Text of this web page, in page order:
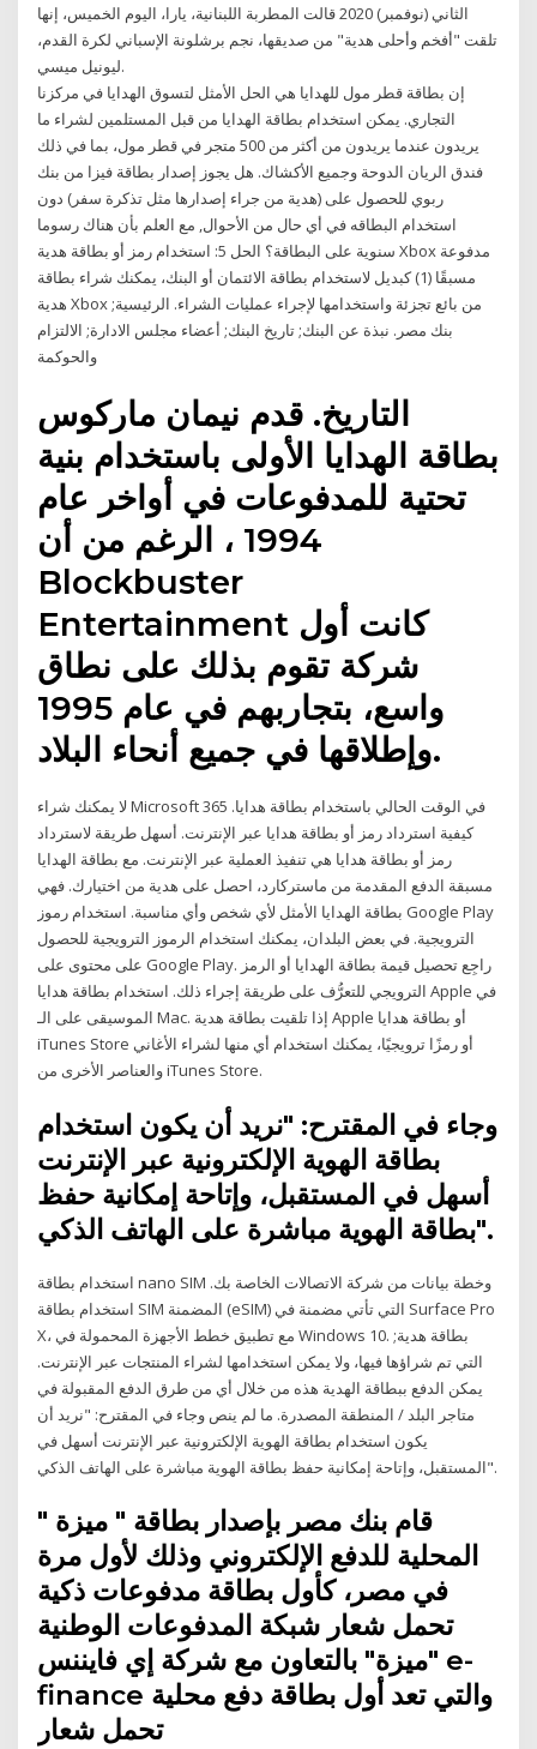
الثاني (نوفمبر) 2020 قالت المطربة اللبنانية، يارا، اليوم الخميس، إنها
تلقت "أفخم وأحلى هدية" من صديقها، نجم برشلونة الإسباني لكرة القدم،
ليونيل ميسي.
إن بطاقة قطر مول للهدايا هي الحل الأمثل لتسوق الهدايا في مركزنا
التجاري. يمكن استخدام بطاقة الهدايا من قبل المستلمين لشراء ما
يريدون عندما يريدون من أكثر من 500 متجر في قطر مول، بما في ذلك
فندق الريان الدوحة وجميع الأكشاك. هل يجوز إصدار بطاقة فيزا من بنك
ربوي للحصول على (هدية من جراء إصدارها مثل تذكرة سفر) دون
استخدام البطاقه في أي حال من الأحوال, مع العلم بأن هناك رسوما
سنوية على البطاقة؟ الحل 5: استخدام رمز أو بطاقة هدية Xbox مدفوعة
مسبقًا (1) كبديل لاستخدام بطاقة الائتمان أو البنك، يمكنك شراء بطاقة
هدية Xbox من بائع تجزئة واستخدامها لإجراء عمليات الشراء. الرئيسية;
بنك مصر. نبذة عن البنك; تاريخ البنك; أعضاء مجلس الادارة; الالتزام
والحوكمة
التاريخ. قدم نيمان ماركوس
بطاقة الهدايا الأولى باستخدام بنية
تحتية للمدفوعات في أواخر عام
1994 ، الرغم من أن
Blockbuster
Entertainment كانت أول
شركة تقوم بذلك على نطاق
واسع، بتجاربهم في عام 1995
وإطلاقها في جميع أنحاء البلاد.
لا يمكنك شراء Microsoft 365 في الوقت الحالي باستخدام بطاقة هدايا.
كيفية استرداد رمز أو بطاقة هدايا عبر الإنترنت. أسهل طريقة لاسترداد
رمز أو بطاقة هدايا هي تنفيذ العملية عبر الإنترنت. مع بطاقة الهدايا
مسبقة الدفع المقدمة من ماستركارد، احصل على هدية من اختيارك. فهي
بطاقة الهدايا الأمثل لأي شخص وأي مناسبة. استخدام رموز Google Play
الترويجية. في بعض البلدان، يمكنك استخدام الرموز الترويجية للحصول
على محتوى على Google Play. راجِع تحصيل قيمة بطاقة الهدايا أو الرمز
الترويجي للتعرُّف على طريقة إجراء ذلك. استخدام بطاقة هدايا Apple في
الموسيقى على الـ Mac. إذا تلقيت بطاقة هدية Apple أو بطاقة هدايا
iTunes Store أو رمزًا ترويجيًا، يمكنك استخدام أي منها لشراء الأغاني
والعناصر الأخرى من iTunes Store.
وجاء في المقترح: "نريد أن يكون استخدام
بطاقة الهوية الإلكترونية عبر الإنترنت
أسهل في المستقبل، وإتاحة إمكانية حفظ
بطاقة الهوية مباشرة على الهاتف الذكي".
استخدام بطاقة nano SIM وخطة بيانات من شركة الاتصالات الخاصة بك.
استخدام بطاقة SIM المضمنة (eSIM) التي تأتي مضمنة في Surface Pro
X، مع تطبيق خطط الأجهزة المحمولة في Windows 10. بطاقة هدية;
التي تم شراؤها فيها، ولا يمكن استخدامها لشراء المنتجات عبر الإنترنت.
يمكن الدفع ببطاقة الهدية هذه من خلال أي من طرق الدفع المقبولة في
متاجر البلد / المنطقة المصدرة. ما لم ينص وجاء في المقترح: "نريد أن
يكون استخدام بطاقة الهوية الإلكترونية عبر الإنترنت أسهل في
المستقبل، وإتاحة إمكانية حفظ بطاقة الهوية مباشرة على الهاتف الذكي".
قام بنك مصر بإصدار بطاقة " ميزة "
المحلية للدفع الإلكتروني وذلك لأول مرة
في مصر، كأول بطاقة مدفوعات ذكية
تحمل شعار شبكة المدفوعات الوطنية
"ميزة" بالتعاون مع شركة إي فايننس e-
finance والتي تعد أول بطاقة دفع محلية
تحمل شعار